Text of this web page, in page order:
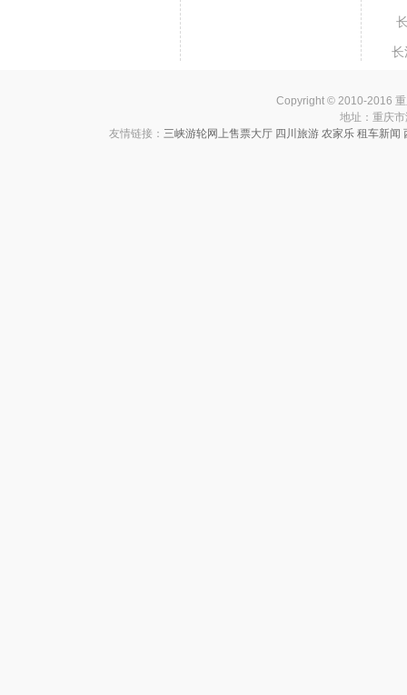
长
Copyright © 2010-2016
地址：重庆
友情链接： 三峡游轮网上售票大厅 四川旅游 农家乐 租车新闻